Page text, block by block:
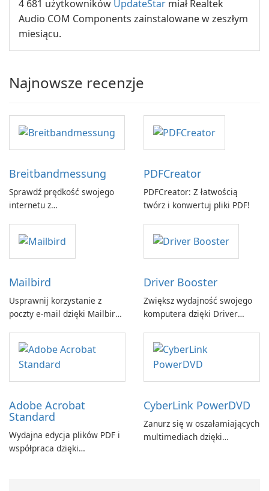
4 681 użytkowników UpdateStar miał Realtek
Audio COM Components zainstalowane w zeszłym
miesiącu.
Najnowsze recenzje
Breitbandmessung
Sprawdź prędkość swojego
internetu z
GmbH!
PDFCreator
PDFCreator: Z łatwością
twórz i konwertuj pliki PDF!
Mailbird
Usprawnij korzystanie z
poczty e-mail dzięki Mailbird
Driver Booster
Zwiększ wydajność swojego
komputera dzięki Driver
Adobe Acrobat
Standard
Wydajna edycja plików PDF i
współpraca dzięki
CyberLink PowerDVD
Zanurz się w oszałamiających
multimediach dzięki